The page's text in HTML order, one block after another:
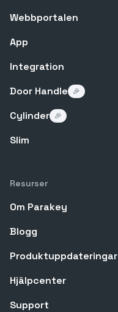
Webbportalen
App
Integration
Door Handle
🎉
Cylinder 🎉
Slim
Resurser
Om Parakey
Blogg
Produktuppdateringar
Hjälpcenter
Support